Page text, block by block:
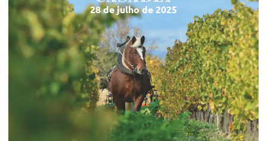
28 de julho de 2025